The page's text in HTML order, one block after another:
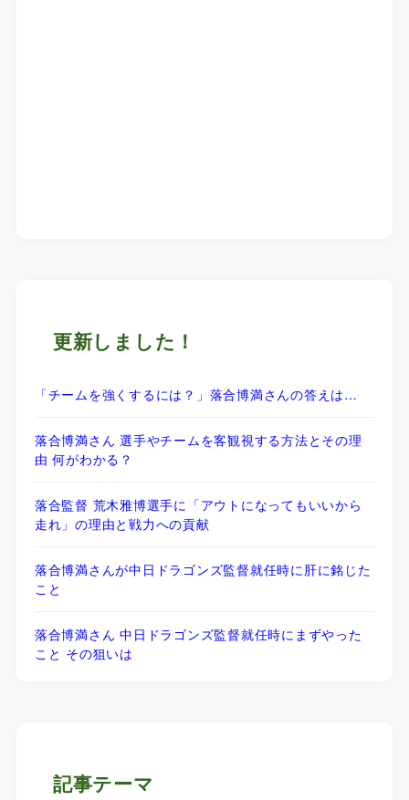
更新しました！
「チームを強くするには？」落合博満さんの答えは…
落合博満さん 選手やチームを客観視する方法とその理
由 何がわかる？
落合監督 荒木雅博選手に「アウトになってもいいから
走れ」の理由と戦力への貢献
落合博満さんが中日ドラゴンズ監督就任時に肝に銘じた
こと
落合博満さん 中日ドラゴンズ監督就任時にまずやった
こと その狙いは
記事テーマ